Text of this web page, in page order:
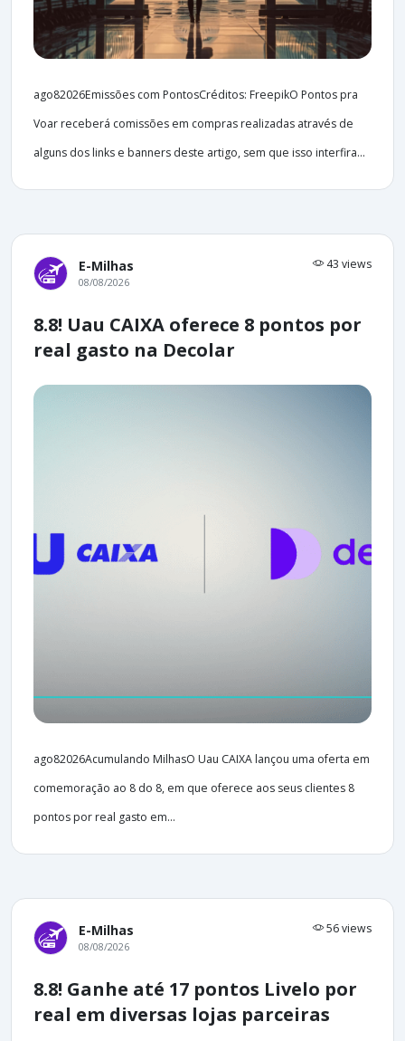
ago82026Emissões com PontosCréditos: FreepikO Pontos pra
Voar receberá comissões em compras realizadas através de
alguns dos links e banners deste artigo, sem que isso interfira...
E-Milhas 43 views
08/08/2026
8.8! Uau CAIXA oferece 8 pontos por
real gasto na Decolar
ago82026Acumulando MilhasO Uau CAIXA lançou uma oferta em
comemoração ao 8 do 8, em que oferece aos seus clientes 8
pontos por real gasto em...
E-Milhas 56 views
08/08/2026
8.8! Ganhe até 17 pontos Livelo por
real em diversas lojas parceiras